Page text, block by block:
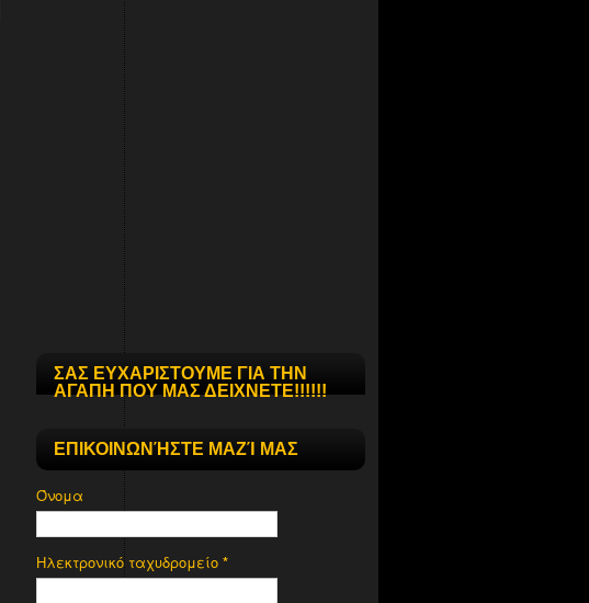
ΣΑΣ ΕΥΧΑΡΙΣΤΟΥΜΕ ΓΙΑ ΤΗΝ
ΑΓΑΠΗ ΠΟΥ ΜΑΣ ΔΕΙΧΝΕΤΕ!!!!!!
ΕΠΙΚΟΙΝΩΝΉΣΤΕ ΜΑΖΊ ΜΑΣ
Όνομα
Ηλεκτρονικό ταχυδρομείο *